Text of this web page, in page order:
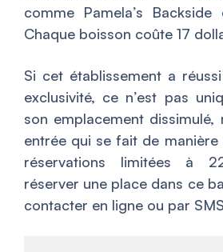
comme Pamela’s
Chaque boisson coûte 17
Si cet établissement a
exclusivité, ce n’est pas
son emplacement dissimulé,
entrée qui se fait de
réservations limitées à
réserver une place dans ce
contacter en ligne ou par